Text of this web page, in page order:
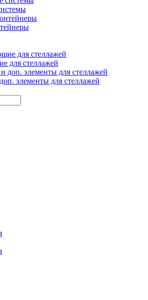
для стеллажей
элементы для стеллажей